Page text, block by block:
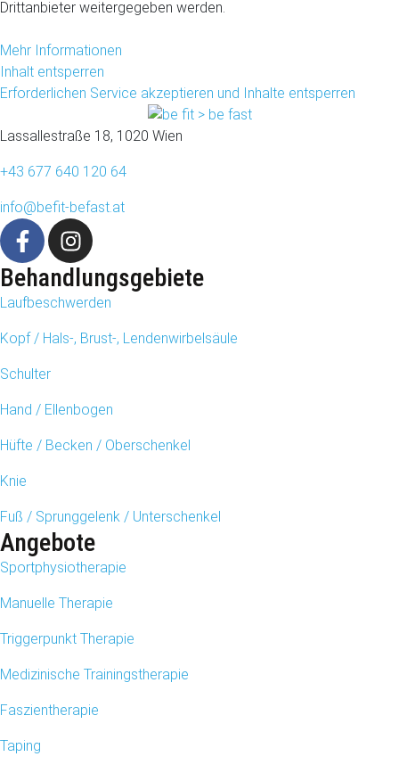
Drittanbieter weitergegeben werden.
Mehr Informationen
Inhalt entsperren
Erforderlichen Service akzeptieren und Inhalte entsperren
Lassallestraße 18, 1020 Wien
+43 677 640 120 64
info@befit-befast.at
Behandlungsgebiete
Laufbeschwerden
Kopf / Hals-, Brust-, Lendenwirbelsäule
Schulter
Hand / Ellenbogen
Hüfte / Becken / Oberschenkel
Knie
Fuß / Sprunggelenk / Unterschenkel
Angebote
Sportphysiotherapie
Manuelle Therapie
Triggerpunkt Therapie
Medizinische Trainingstherapie
Faszientherapie
Taping